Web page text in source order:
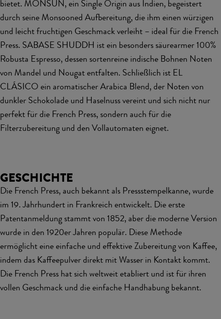
bietet. MONSUN, ein Single Origin aus Indien, begeistert
durch seine Monsooned Aufbereitung, die ihm einen würzigen
und leicht fruchtigen Geschmack verleiht – ideal für die French
Press. SABASE SHUDDH ist ein besonders säurearmer 100%
Robusta Espresso, dessen sortenreine indische Bohnen Noten
von Mandel und Nougat entfalten. Schließlich ist EL
CLÁSICO ein aromatischer Arabica Blend, der Noten von
dunkler Schokolade und Haselnuss vereint und sich nicht nur
perfekt für die French Press, sondern auch für die
Filterzubereitung und den Vollautomaten eignet.
GESCHICHTE
Die French Press, auch bekannt als Pressstempelkanne, wurde
im 19. Jahrhundert in Frankreich entwickelt. Die erste
Patentanmeldung stammt von 1852, aber die moderne Version
wurde in den 1920er Jahren populär. Diese Methode
ermöglicht eine einfache und effektive Zubereitung von Kaffee,
indem das Kaffeepulver direkt mit Wasser in Kontakt kommt.
Die French Press hat sich weltweit etabliert und ist für ihren
vollen Geschmack und die einfache Handhabung bekannt.